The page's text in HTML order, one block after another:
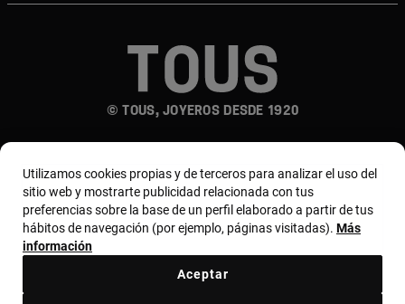
© TOUS, JOYEROS DESDE 1920
País y moneda:
Euro
Utilizamos cookies propias y de terceros para analizar el uso del
sitio web y mostrarte publicidad relacionada con tus
preferencias sobre la base de un perfil elaborado a partir de tus
hábitos de navegación (por ejemplo, páginas visitadas). Más
información
Aceptar